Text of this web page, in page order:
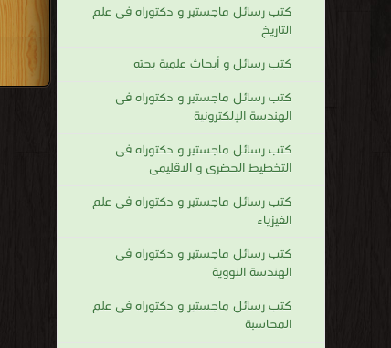
كتب رسائل ماجستير و دكتوراه فى علم
التاريخ
كتب رسائل و أبحاث علمية بحته
كتب رسائل ماجستير و دكتوراه فى
الهندسة الإلكترونية
كتب رسائل ماجستير و دكتوراه فى
التخطيط الحضرى و الاقليمى
كتب رسائل ماجستير و دكتوراه فى علم
الفيزياء
كتب رسائل ماجستير و دكتوراه فى
الهندسة النووية
كتب رسائل ماجستير و دكتوراه فى علم
المحاسبة